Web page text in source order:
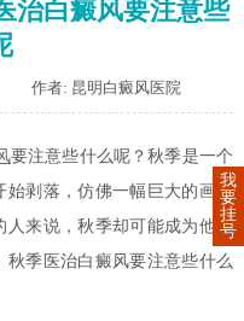
治白癜风要注意些
作者: 昆明白癜风医院
要注意些什么呢？秋季是一个
始剥落，仿佛一幅巨大的画卷
人来说，秋季却可能成为他们
季医治白癜风要注意些什么
我
要
挂
号